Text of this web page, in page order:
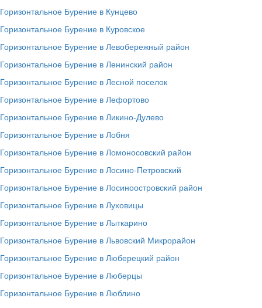
Горизонтальное Бурение в Кунцево
Горизонтальное Бурение в Куровское
Горизонтальное Бурение в Левобережный район
Горизонтальное Бурение в Ленинский район
Горизонтальное Бурение в Лесной поселок
Горизонтальное Бурение в Лефортово
Горизонтальное Бурение в Ликино-Дулево
Горизонтальное Бурение в Лобня
Горизонтальное Бурение в Ломоносовский район
Горизонтальное Бурение в Лосино-Петровский
Горизонтальное Бурение в Лосиноостровский район
Горизонтальное Бурение в Луховицы
Горизонтальное Бурение в Лыткарино
Горизонтальное Бурение в Львовский Микрорайон
Горизонтальное Бурение в Люберецкий район
Горизонтальное Бурение в Люберцы
Горизонтальное Бурение в Люблино